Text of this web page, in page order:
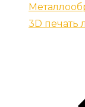
3D печать